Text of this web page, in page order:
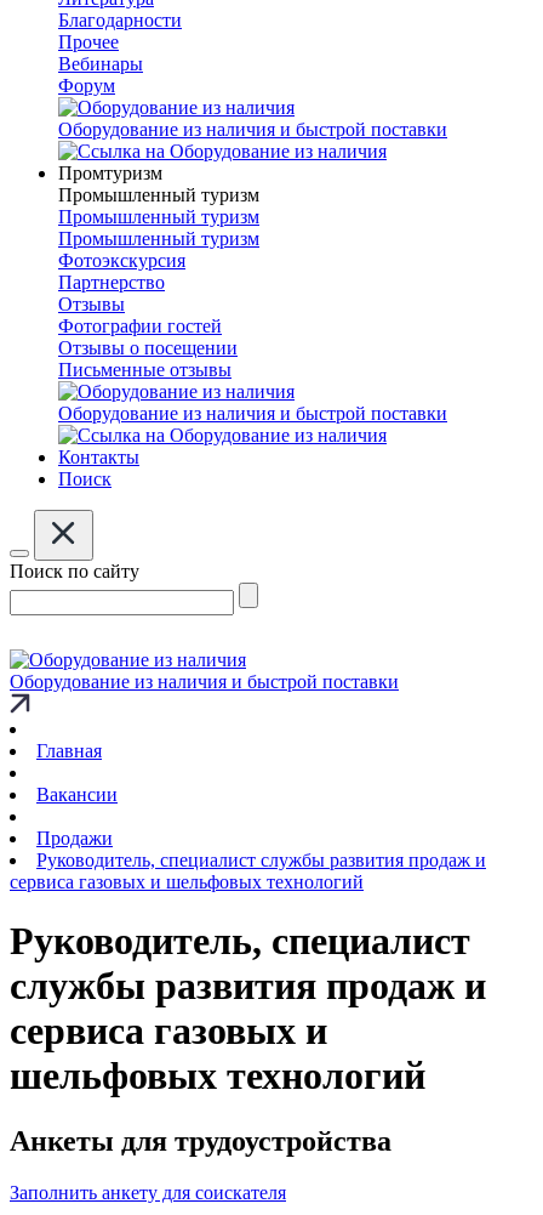
Благодарности
Прочее
Вебинары
Форум
Оборудование из наличия и быстрой поставки
Промтуризм
Промышленный туризм
Промышленный туризм
Промышленный туризм
Фотоэкскурсия
Партнерство
Отзывы
Фотографии гостей
Отзывы о посещении
Письменные отзывы
Оборудование из наличия и быстрой поставки
Контакты
Поиск
Поиск по сайту
Оборудование из наличия и быстрой поставки
Главная
Вакансии
Продажи
Руководитель, специалист службы развития продаж и
сервиса газовых и шельфовых технологий
Руководитель, специалист
службы развития продаж и
сервиса газовых и
шельфовых технологий
Анкеты для трудоустройства
Заполнить анкету для соискателя